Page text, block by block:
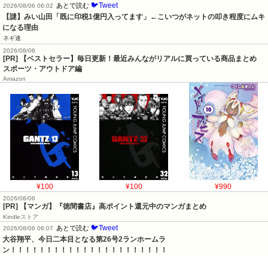
2026/08/06 06:02
あとで読む 🐦Tweet
【謎】みい山田「既に印税1億円入ってます」←こいつがネットの叩き程度にムキ
になる理由
ネギ速
2026/08/06
[PR] 【ベストセラー】毎日更新！最近みんながリアルに買っている商品まとめ
スポーツ・アウトドア編
Amazon
¥100 ¥100 ¥990
2026/08/06
[PR] 【マンガ】『徳間書店』高ポイント還元中のマンガまとめ
Kindleストア
2026/08/06 06:07
あとで読む 🐦Tweet
大谷翔平、今日二本目となる第26号2ランホームラ
ン！！！！！！！！！！！！！！！！！！！！！！